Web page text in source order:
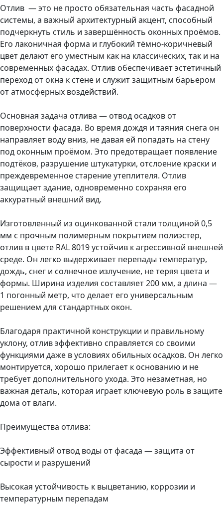
Отлив — это не просто обязательная часть фасадной
системы, а важный архитектурный акцент, способный
подчеркнуть стиль и завершённость оконных проёмов.
Его лаконичная форма и глубокий тёмно-коричневый
цвет делают его уместным как на классических, так и на
современных фасадах. Отлив обеспечивает эстетичный
переход от окна к стене и служит защитным барьером
от атмосферных воздействий.
Основная задача отлива — отвод осадков от
поверхности фасада. Во время дождя и таяния снега он
направляет воду вниз, не давая ей попадать на стену
под оконным проёмом. Это предотвращает появление
подтёков, разрушение штукатурки, отслоение краски и
преждевременное старение утеплителя. Отлив
защищает здание, одновременно сохраняя его
аккуратный внешний вид.
Изготовленный из оцинкованной стали толщиной 0,5
мм с прочным полимерным покрытием полиэстер,
отлив в цвете RAL 8019 устойчив к агрессивной внешней
среде. Он легко выдерживает перепады температур,
дождь, снег и солнечное излучение, не теряя цвета и
формы. Ширина изделия составляет 200 мм, а длина —
1 погонный метр, что делает его универсальным
решением для стандартных окон.
Благодаря практичной конструкции и правильному
уклону, отлив эффективно справляется со своими
функциями даже в условиях обильных осадков. Он легко
монтируется, хорошо прилегает к основанию и не
требует дополнительного ухода. Это незаметная, но
важная деталь, которая играет ключевую роль в защите
дома от влаги.
Преимущества отлива:
Эффективный отвод воды от фасада — защита от
сырости и разрушений
Высокая устойчивость к выцветанию, коррозии и
температурным перепадам